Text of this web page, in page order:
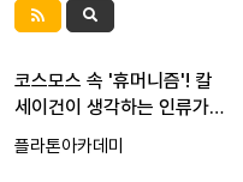
코스모스 속 '휴머니즘'! 칼
세이건이 생각하는 인류가…
플라톤아카데미